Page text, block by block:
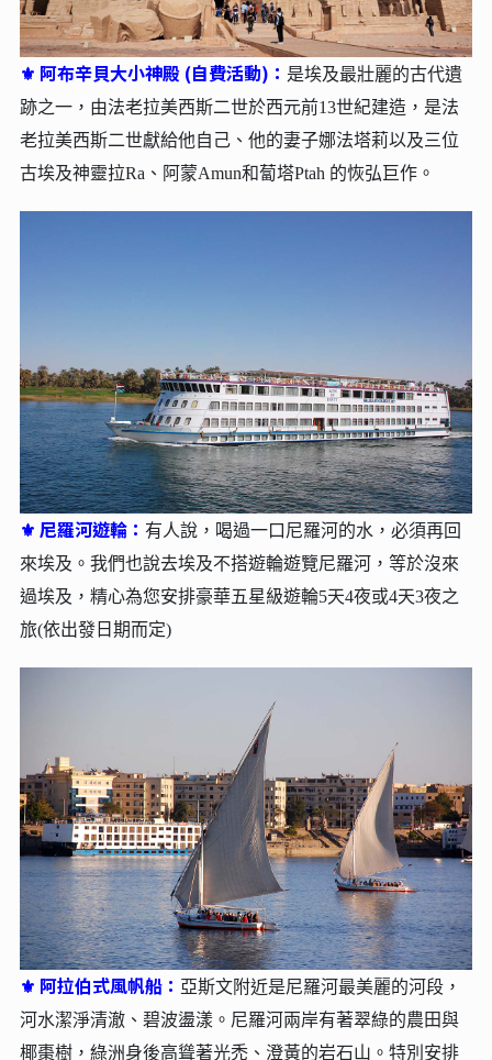
開羅市景與交易樂趣。
⚜阿布辛貝大小神殿 (自費活動)：是埃及最壯麗的古代遺
跡之一，由法老拉美西斯二世於西元前13世紀建造，是法
老拉美西斯二世獻給他自己、他的妻子娜法塔莉以及三位
古埃及神靈拉Ra、阿蒙Amun和蔔塔Ptah 的恢弘巨作。
⚜尼羅河遊輪：有人說，喝過一口尼羅河的水，必須再回
來埃及。我們也說去埃及不搭遊輪遊覽尼羅河，等於沒來
過埃及，精心為您安排豪華五星級遊輪5天4夜或4天3夜之
旅(依出發日期而定)